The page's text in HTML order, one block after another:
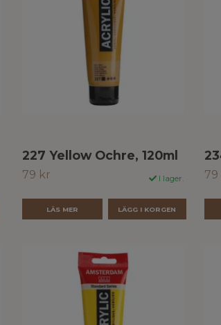
227 Yellow Ochre, 120ml
79 kr I lager.
LÄS MER
79